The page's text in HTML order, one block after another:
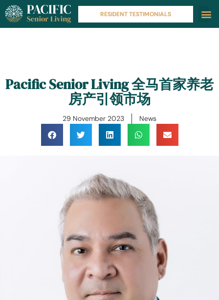
RESIDENT TESTIMONIALS
Pacific Senior Living 全马首家养老
房产引领市场
29 November 2023 News